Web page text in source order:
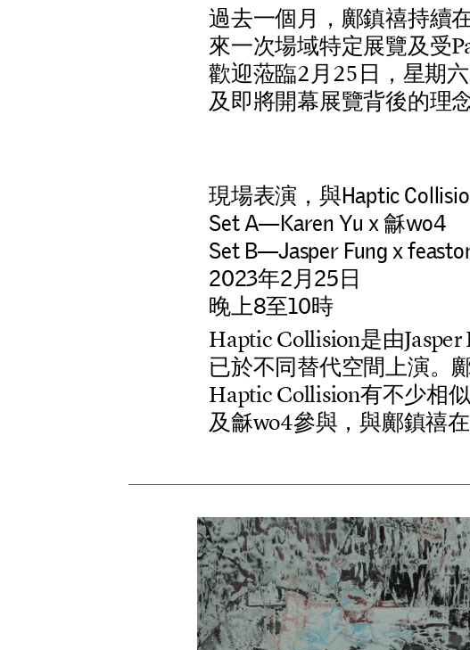
過去一個月 ， 鄺鎮禧持續
來一次場域特定展覽及受P
歡迎蒞臨2月25日 ， 星期六
及即將開幕展覽背後的理
現場表演，與Haptic
Set A—Karen Yu x 龢wo4
Set B—Jasper Fung x
2023年2月25日
晚上8至10時
HapticCollision是由Jasper
已於不同替代空間上演。
HapticCollision有不少相似
及龢wo4參與 ，與鄺鎮禧在